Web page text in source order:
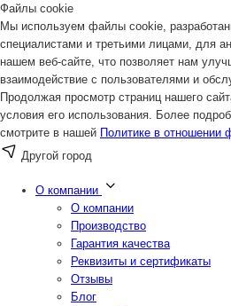
Файлы cookie
Мы используем файлы cookie,
специалистами и третьими лицами, для
нашем веб-сайте, что позволяет нам
взаимодействие с пользователями и
Продолжая просмотр страниц нашего
условия его использования. Более
смотрите в нашей Политике в отношении
Другой город
О компании
О компании
Производство
Гарантия качества
Реквизиты и сертификаты
Отзывы
Блог